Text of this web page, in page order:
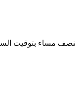
والنصف بتوقيت القاهرة،